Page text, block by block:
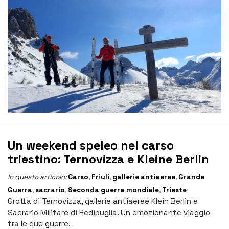
Un weekend speleo nel carso
triestino: Ternovizza e Kleine Berlin
In questo articolo:Carso, Friuli, gallerie antiaeree, Grande
Guerra, sacrario, Seconda guerra mondiale, Trieste
Grotta di Ternovizza, gallerie antiaeree Klein Berlin e
Sacrario Militare di Redipuglia. Un emozionante viaggio
tra le due guerre.